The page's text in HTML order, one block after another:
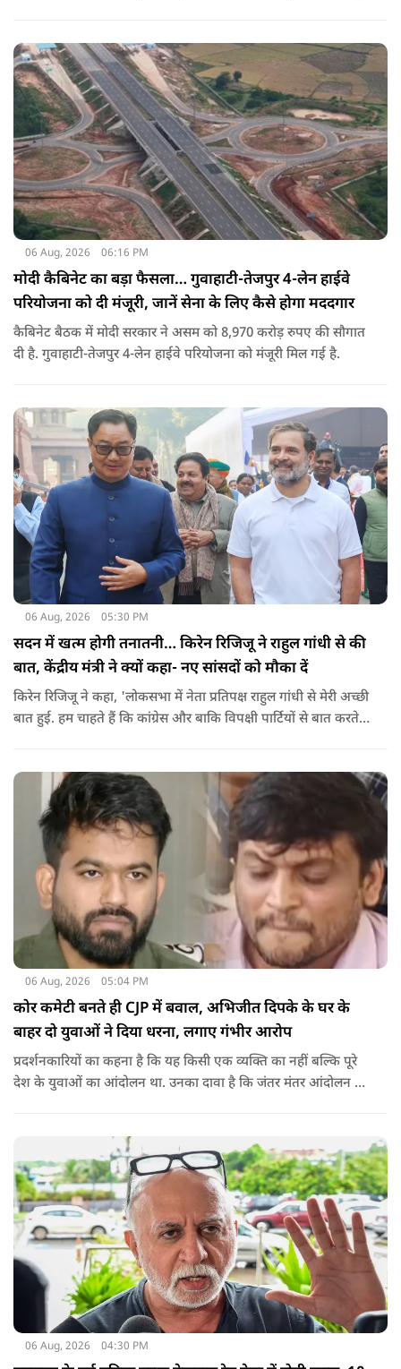
06 Aug, 2026 06:16 PM
मोदी कैबिनेट का बड़ा फैसला… गुवाहाटी-तेजपुर 4-लेन हाईवे
परियोजना को दी मंजूरी, जानें सेना के लिए कैसे होगा मददगार
कैबिनेट बैठक में मोदी सरकार ने असम को 8,970 करोड़ रुपए की सौगात
दी है. गुवाहाटी-तेजपुर 4-लेन हाईवे परियोजना को मंजूरी मिल गई है.
06 Aug, 2026 05:30 PM
सदन में खत्म होगी तनातनी… किरेन रिजिजू ने राहुल गांधी से की
बात, केंद्रीय मंत्री ने क्यों कहा- नए सांसदों को मौका दें
किरेन रिजिजू ने कहा, 'लोकसभा में नेता प्रतिपक्ष राहुल गांधी से मेरी अच्छी
बात हुई. हम चाहते हैं कि कांग्रेस और बाकि विपक्षी पार्टियों से बात करते
06 Aug, 2026 05:04 PM
कोर कमेटी बनते ही CJP में बवाल, अभिजीत दिपके के घर के
बाहर दो युवाओं ने दिया धरना, लगाए गंभीर आरोप
प्रदर्शनकारियों का कहना है कि यह किसी एक व्यक्ति का नहीं बल्कि पूरे
देश के युवाओं का आंदोलन था. उनका दावा है कि जंतर मंतर आंदोलन से
06 Aug, 2026 04:30 PM